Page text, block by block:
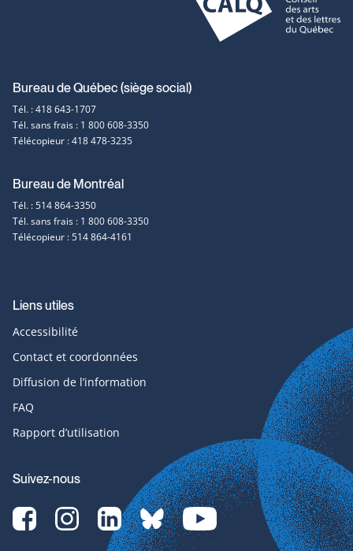
Coordonnées
et
contact
Bureau de Québec (siège social)
Tél. : 418 643-1707
Tél. sans frais : 1 800 608-3350
Télécopieur : 418 478-3235
Bureau de Montréal
Tél. : 514 864-3350
Tél. sans frais : 1 800 608-3350
Télécopieur : 514 864-4161
Liens utiles
Accessibilité
Contact et coordonnées
Diffusion de l’information
FAQ
Rapport d’utilisation
Suivez-nous
Facebook-
svg
Instagram-
svg
LinkedIn-
svg
bluesky-
svg
YouTube-
svg